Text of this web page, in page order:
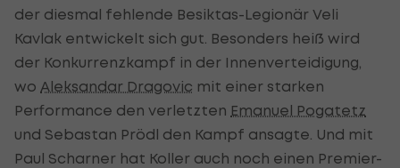
der diesmal fehlende Besiktas-Legionär Veli
Kavlak entwickelt sich gut. Besonders heiß wird
der Konkurrenzkampf in der Innenverteidigung,
wo Aleksandar Dragovic mit einer starken
Performance den verletzten Emanuel Pogatetz
und Sebastan Prödl den Kampf ansagte. Und mit
Paul Scharner hat Koller auch noch einen Premier-